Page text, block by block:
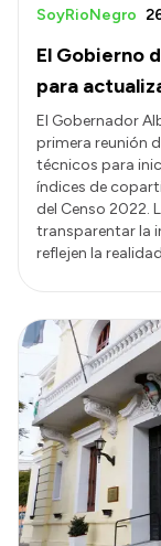
El Gobierno
para
SoyRioNegro
El Gobernador
primera reunión
técnicos para
índices de
del Censo 2022.
transparentar la
reflejen la